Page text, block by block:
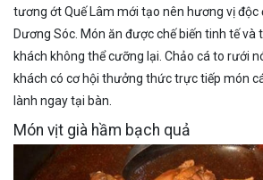
tương ớt Quế Lâm mới tạo nên hương vị độc
Dương Sóc. Món ăn được chế biến tinh tế
khách không thể cưỡng lại. Chảo cá to rưới
khách có cơ hội thưởng thức trực tiếp món
lành ngay tại bàn.
Món vịt già hầm bạch quả